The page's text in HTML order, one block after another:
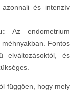
és intenzív
Az endometrium
Fontos
elváltozásoktól, és
függően, hogy mely